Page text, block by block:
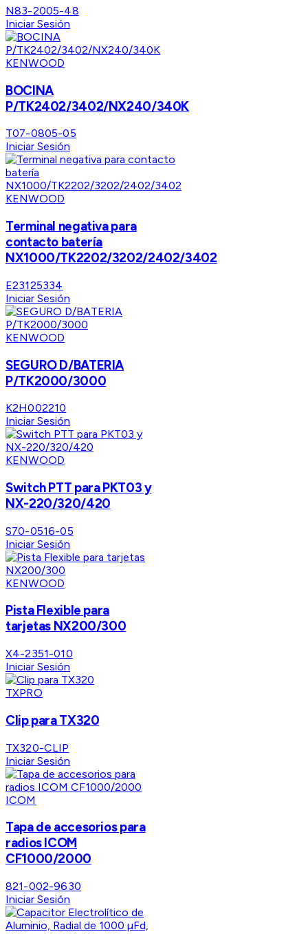
N83-2005-48
Iniciar Sesión
KENWOOD
BOCINA
P/TK2402/3402/NX240/340K
T07-0805-05
Iniciar Sesión
KENWOOD
Terminal negativa para
contacto batería
NX1000/TK2202/3202/2402/3402
E23125334
Iniciar Sesión
KENWOOD
SEGURO D/BATERIA
P/TK2000/3000
K2H002210
Iniciar Sesión
KENWOOD
Switch PTT para PKT03 y
NX-220/320/420
S70-0516-05
Iniciar Sesión
KENWOOD
Pista Flexible para
tarjetas NX200/300
X4-2351-010
Iniciar Sesión
TXPRO
Clip para TX320
TX320-CLIP
Iniciar Sesión
ICOM
Tapa de accesorios para
radios ICOM
CF1000/2000
821-002-9630
Iniciar Sesión